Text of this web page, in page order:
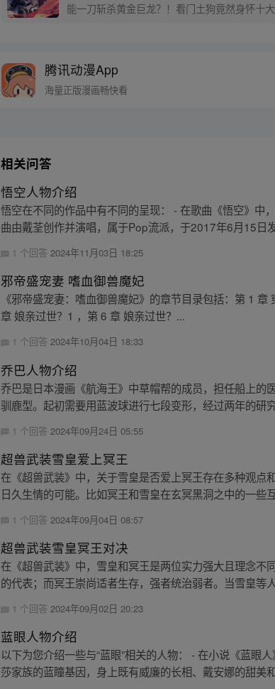
能一刀斩杀黄金巨龙？！看门土狗竟然身怀
腾讯动漫App
海量正版漫画畅快看
相关问答
悟空人物介绍
悟空在不同的作品中有不同的呈现： - 在歌曲《悟空》中
曲由戴荃创作并演唱，属于Pop流派，于2017年6月15日
1 个回答2024年11月03日 18:25
邪帝盛宠妻 嗜血御兽魔妃
《邪帝盛宠妻：嗜血御兽魔妃》的章节目录包括：第 1
章 娘亲过世？1 ，第 6 章 娘亲过世？...
1 个回答2024年10月04日 18:33
乔巴人物介绍
乔巴是日本漫画《航海王》中草帽帮的成员，担任船上
驯鹿型。起初需要用蓝波球进行七段变形，经过两年的研
1 个回答 2024年09月24日 05:55
超兽武装雪皇爱上冥王
在《超兽武装》中，关于雪皇是否爱上冥王存在多种观
日久生情的可能。比如冥王和雪皇在玄冥黑洞之中的一些
1 个回答 2024年09月04日 08:57
超兽武装雪皇冥王对决
在《超兽武装》中，雪皇和冥王是两位实力强大且理念
的代表；而冥王崇尚适者生存，强者统治弱者。当雪皇等
1 个回答2024年09月02日 20:23
蓝眼人物介绍
以下为您介绍一些与“蓝眼”相关的人物： - 在小说《蓝眼
莎家族的蓝瞳基因，身上既有威廉的长相、戴安娜的甜美